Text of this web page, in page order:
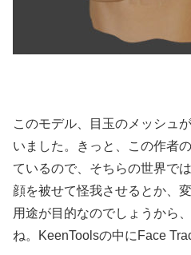
このモデル、目玉のメッシュ
いました。きっと、この作者
ているので、そちらの世界で
顔を被せて怪我させるとか、
用途が目的なのでしょうから
ね。KeenToolsの中にFace